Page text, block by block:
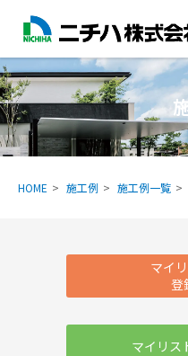
HOME 施工例 施工例一覧
マイ
マイリス